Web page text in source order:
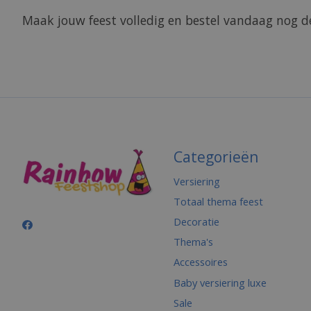
Maak jouw feest volledig en bestel vandaag nog
Categorieën
Versiering
Totaal thema feest
Decoratie
Thema's
Accessoires
Baby versiering luxe
Sale